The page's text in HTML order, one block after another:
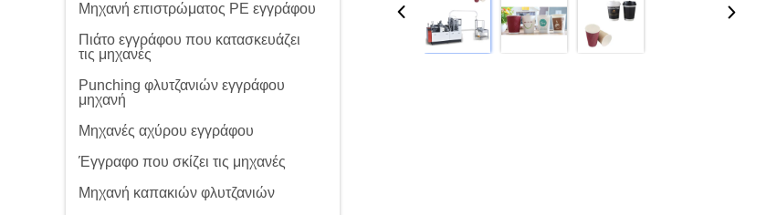
Μηχανή επιστρώματος PE εγγράφου
Πιάτο εγγράφου που κατασκευάζει
τις μηχανές
Punching φλυτζανιών εγγράφου
μηχανή
Μηχανές αχύρου εγγράφου
Έγγραφο που σκίζει τις μηχανές
Μηχανή καπακιών φλυτζανιών